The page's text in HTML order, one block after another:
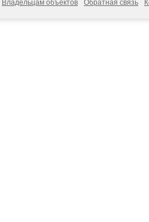
Владельцам объектов Обратная связь